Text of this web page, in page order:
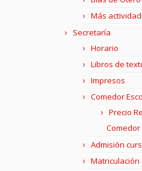
Más
Secretaría
Horario
Libros de
Impresos
Comedor
Precio
Comedor
Admisión
Matriculación